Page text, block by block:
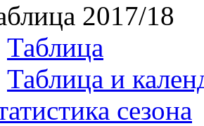
2017/18
Таблица
Таблица и
сезона